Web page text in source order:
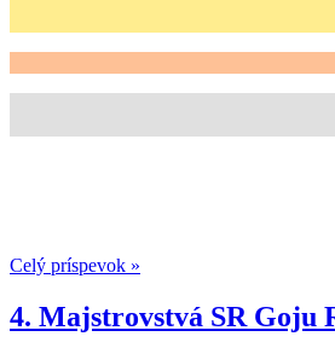
Celý príspevok »
4. Majstrovstvá SR Goju